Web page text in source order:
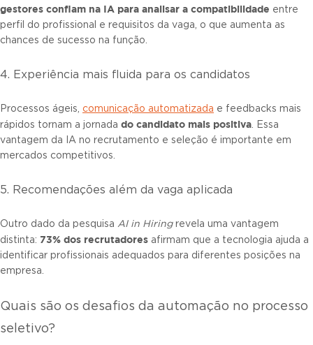
gestores confiam na IA para analisar a compatibilidade entre
perfil do profissional e requisitos da vaga, o que aumenta as
chances de sucesso na função.
4. Experiência mais fluida para os candidatos
Processos ágeis, comunicação automatizada e feedbacks mais
rápidos tornam a jornada do candidato mais positiva. Essa
vantagem da IA no recrutamento e seleção é importante em
mercados competitivos.
5. Recomendações além da vaga aplicada
Outro dado da pesquisa AI in Hiringrevela uma vantagem
distinta: 73% dos recrutadores afirmam que a tecnologia ajuda a
identificar profissionais adequados para diferentes posições na
empresa.
Quais são os desafios da automação no processo
seletivo?